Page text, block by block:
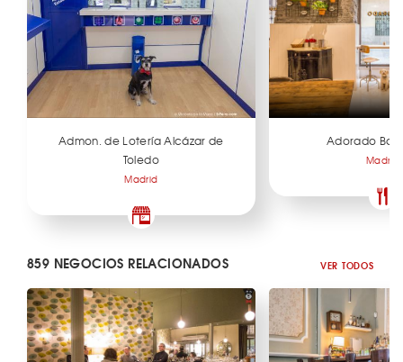
Admon. de Lotería Alcázar de
Toledo
Madrid
Adorado Bar
Madrid
859 NEGOCIOS RELACIONADOS VER TODOS